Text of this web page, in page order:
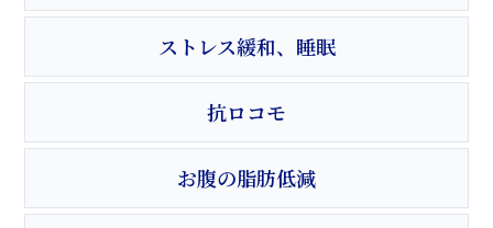
ストレス緩和、睡眠
抗ロコモ
お腹の脂肪低減